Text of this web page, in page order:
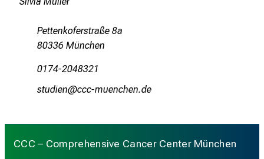
Pettenkoferstraße 8a
80336 München
0174-2048321
cbfmliu
ydyyhvfiuyziusmi
CCC – Comprehensive Cancer Center München